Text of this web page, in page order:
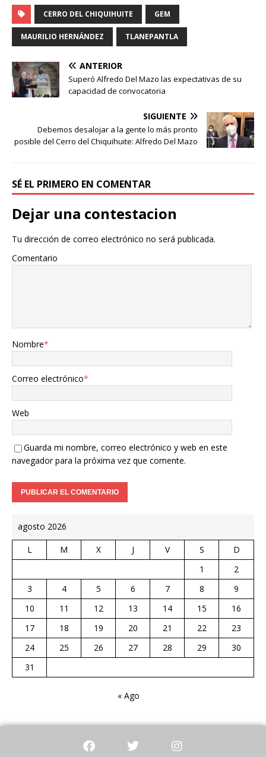
CERRO DEL CHIQUIHUITE GEM
MAURILIO HERNÁNDEZ TLANEPANTLA
ANTERIOR
Superó Alfredo Del Mazo las expectativas de su
capacidad de convocatoria
SIGUIENTE
Debemos desalojar a la gente lo más pronto
posible del Cerro del Chiquihuite: Alfredo Del Mazo
SÉ EL PRIMERO EN COMENTAR
Dejar una contestacion
Tu dirección de correo electrónico no será publicada.
Comentario
Nombre*
Correo electrónico*
Web
Guarda mi nombre, correo electrónico y web en este
navegador para la próxima vez que comente.
agosto 2026
L M X J V S
D
1
2
3
4 5 6 7 8
9
10
11 12 13 14 15
16
17
18 19 20 21 22
23
24
25 26 27 28 29
30
31
« Ago